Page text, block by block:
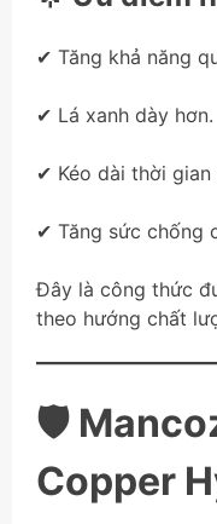
✔ Tăng khả năng
✔ Lá xanh dày hơn.
✔ Kéo dài thời gian
✔ Tăng sức chống
Đây là công thức
theo hướng chất
🛡️
Copper